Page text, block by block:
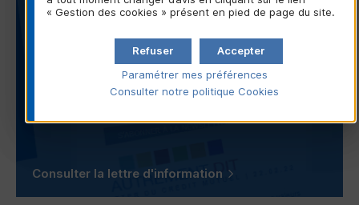
financier 2025
faciliter l’accès au logement
Chaque voix compte
Transition écologique : Un premier baromètre met
Consulter la lettre d'information
« Gestion des cookies » présent en pied de page du site.
Accepter
Refuser
Paramétrer mes préférences
Consulter notre politique Cookies